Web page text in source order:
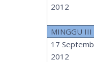
2012
MINGGU III
17
2012